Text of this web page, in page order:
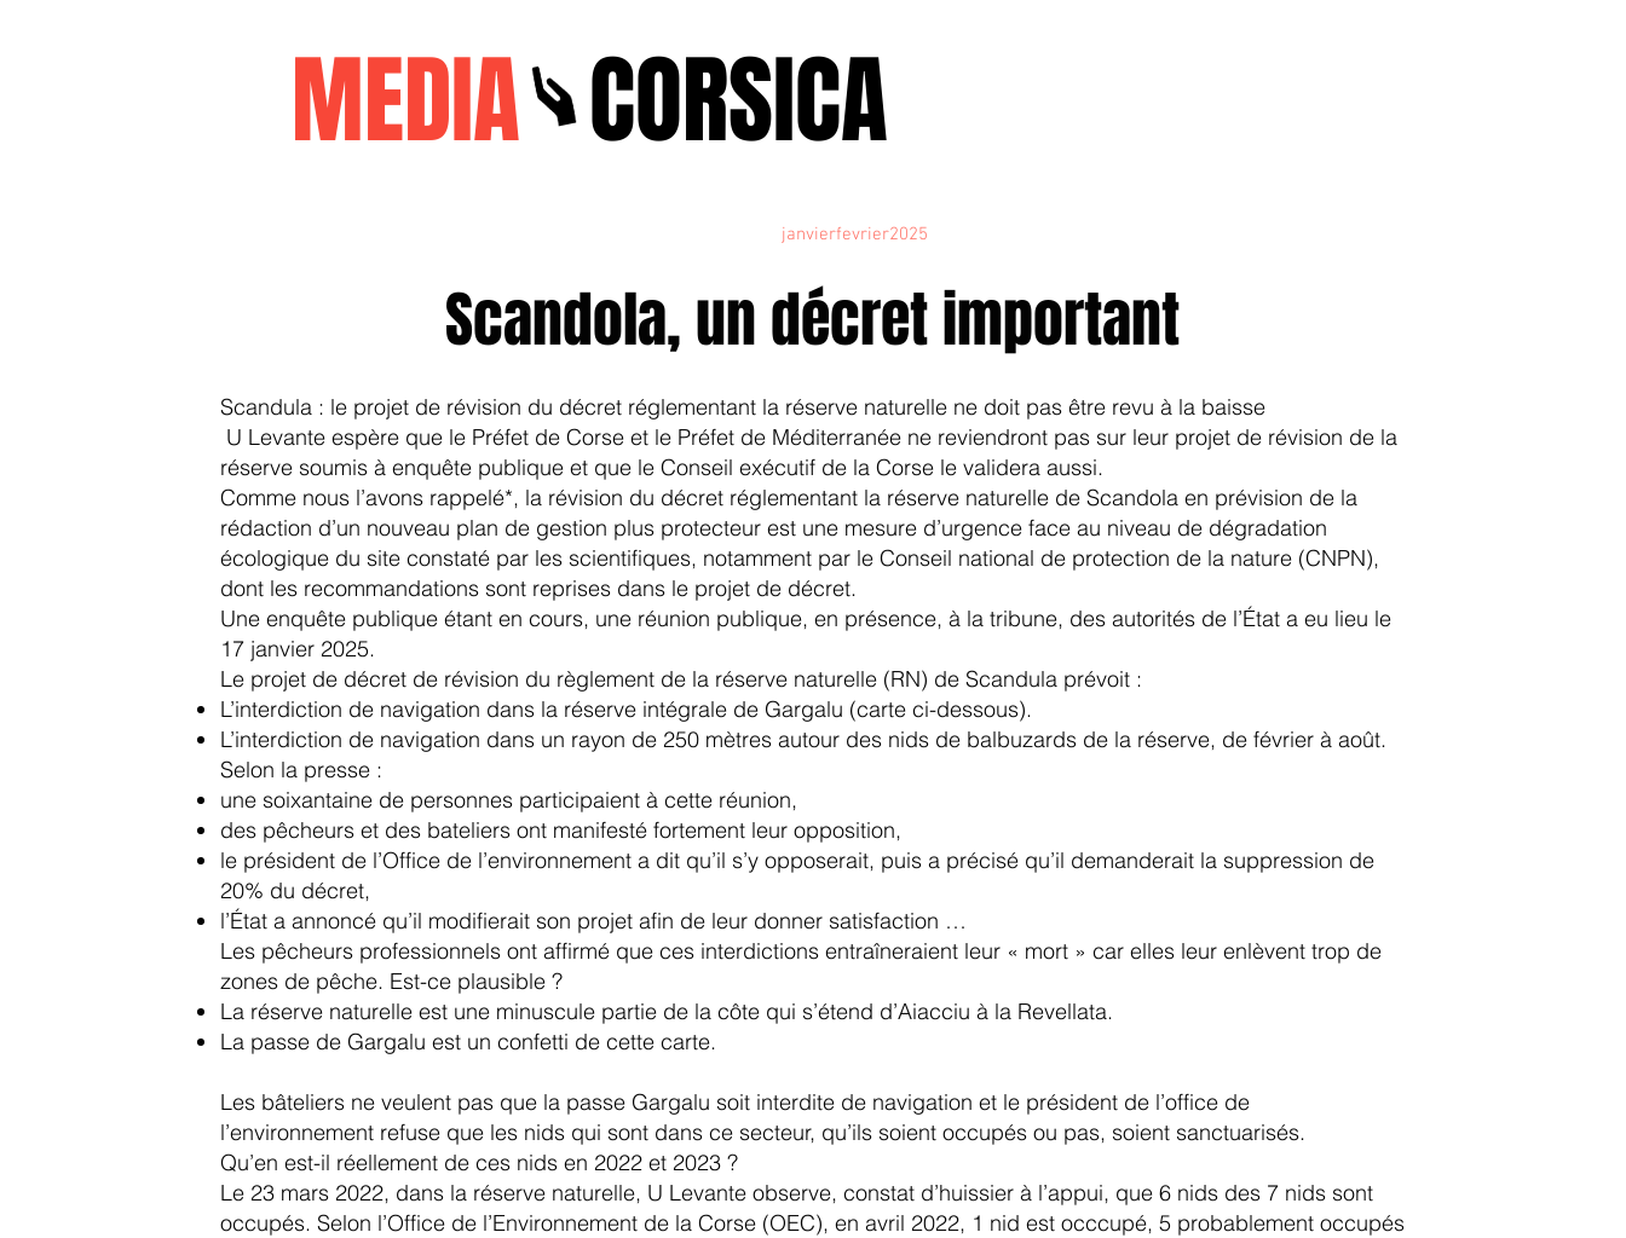
MEDIACORSICA
janvierfevrier2025
Scandola, un décret important
Scandula : le projet de révision du décret réglementant la réserve naturelle ne doit pas être revu à la baisse
U Levante espère que le Préfet de Corse et le Préfet de Méditerranée ne reviendront pas sur leur projet de révision de la
réserve soumis à enquête publique et que le Conseil exécutif de la Corse le validera aussi.
Comme nous l’avons rappelé*, la révision du décret réglementant la réserve naturelle de Scandola en prévision de la
rédaction d’un nouveau plan de gestion plus protecteur est une mesure d’urgence face au niveau de dégradation
écologique du site constaté par les scientifiques, notamment par le Conseil national de protection de la nature (CNPN),
dont les recommandations sont reprises dans le projet de décret.
Une enquête publique étant en cours, une réunion publique, en présence, à la tribune, des autorités de l’État a eu lieu le
17 janvier 2025.
Le projet de décret de révision du règlement de la réserve naturelle (RN) de Scandula prévoit :
L’interdiction de navigation dans la réserve intégrale de Gargalu (carte ci-dessous).
L’interdiction de navigation dans un rayon de 250 mètres autour des nids de balbuzards de la réserve, de février à août.
Selon la presse :
une soixantaine de personnes participaient à cette réunion,
des pêcheurs et des bateliers ont manifesté fortement leur opposition,
le président de l’Office de l’environnement a dit qu’il s’y opposerait, puis a précisé qu’il demanderait la suppression de
20% du décret,
l’État a annoncé qu’il modifierait son projet afin de leur donner satisfaction …
Les pêcheurs professionnels ont affirmé que ces interdictions entraîneraient leur « mort » car elles leur enlèvent trop de
zones de pêche. Est-ce plausible ?
La réserve naturelle est une minuscule partie de la côte qui s’étend d’Aiacciu à la Revellata.
La passe de Gargalu est un confetti de cette carte.
Les bâteliers ne veulent pas que la passe Gargalu soit interdite de navigation et le président de l’office de
l’environnement refuse que les nids qui sont dans ce secteur, qu’ils soient occupés ou pas, soient sanctuarisés.
Qu’en est-il réellement de ces nids en 2022 et 2023 ?
Le 23 mars 2022, dans la réserve naturelle, U Levante observe, constat d’huissier à l’appui, que 6 nids des 7 nids sont
occupés. Selon l’Office de l’Environnement de la Corse (OEC), en avril 2022, 1 nid est occcupé, 5 probablement occupés